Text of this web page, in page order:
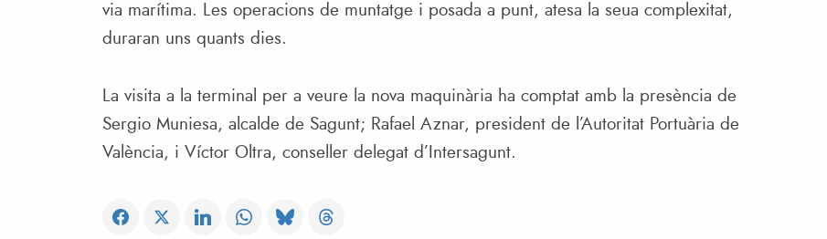
via marítima. Les operacions de muntatge i posada a punt, atesa la seua complexitat,
duraran uns quants dies.
La visita a la terminal per a veure la nova maquinària ha comptat amb la presència de
Sergio Muniesa, alcalde de Sagunt; Rafael Aznar, president de l’Autoritat Portuària de
València, i Víctor Oltra, conseller delegat d’Intersagunt.